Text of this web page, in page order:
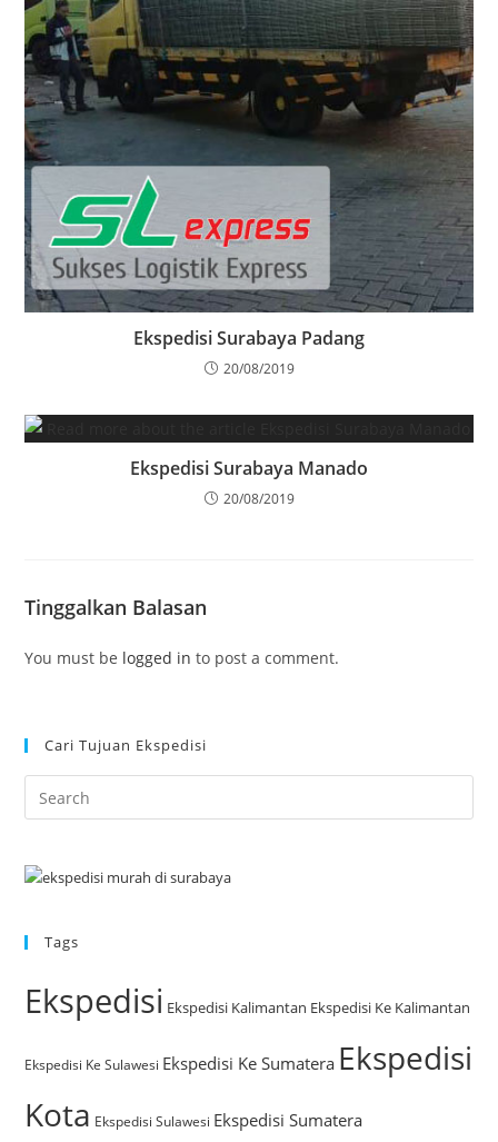
Ekspedisi Surabaya Padang
20/08/2019
Ekspedisi Surabaya Manado
20/08/2019
Tinggalkan Balasan
You must be logged in to post a comment.
Cari Tujuan Ekspedisi
Tags
Ekspedisi Ekspedisi Kalimantan Ekspedisi Ke Kalimantan
Ekspedisi Ke Sulawesi Ekspedisi Ke Sumatera Ekspedisi
Kota Ekspedisi Sulawesi Ekspedisi Sumatera